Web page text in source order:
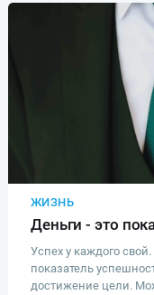
ЖИЗНЬ
Деньги - это
Успех у каждого
показатель
достижение цели.